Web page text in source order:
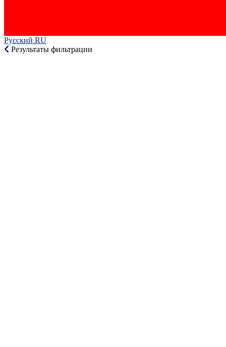
Русский RU‎
Результаты фильтрации